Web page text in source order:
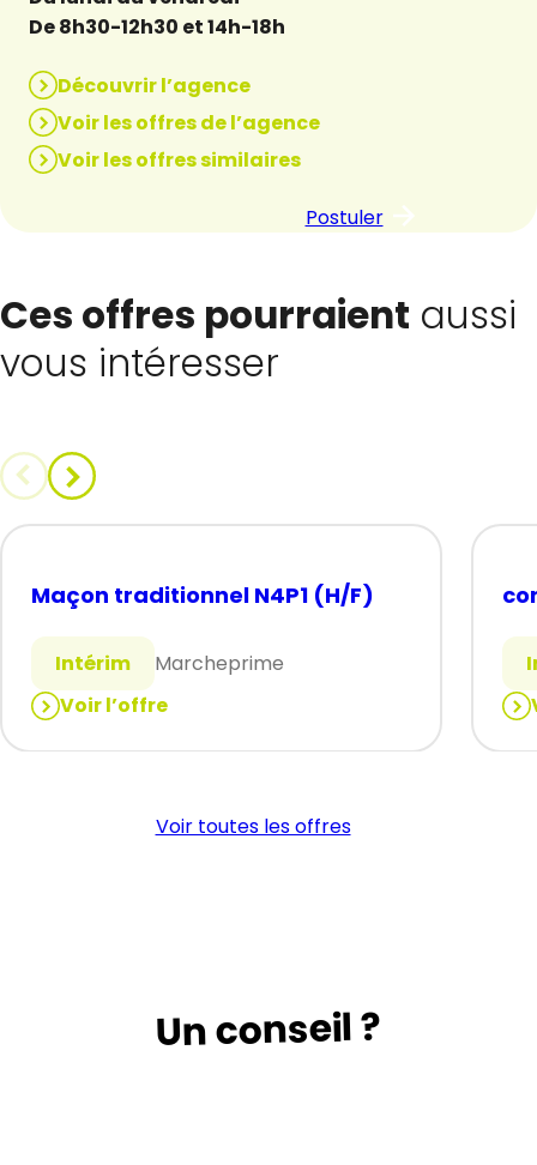
De 8h30-12h30 et 14h-18h
Découvrir l’agence
Voir les offres de l’agence
Voir les offres similaires
Postuler
Ces offres pourraient aussi
vous intéresser
Maçon traditionnel N4P1 (H/F)
Intérim
Marcheprime
Voir l’offre
:
Maçon
:
Voir toutes les offres
Un conseil ?